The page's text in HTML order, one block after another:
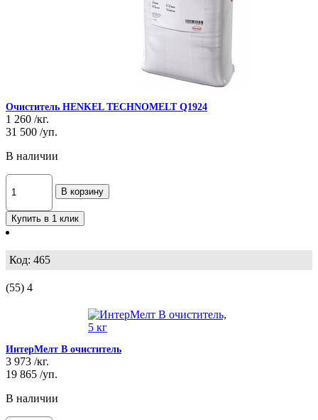
Очиститель HENKEL TECHNOMELT Q1924
1 260 /кг.
31 500 /уп.
В наличии
В корзину
Купить в 1 клик
Код: 465
(55) 4
ИнтерМелт В очиститель
3 973 /кг.
19 865 /уп.
В наличии